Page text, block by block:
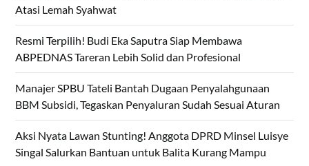
Atasi Lemah Syahwat
Resmi Terpilih! Budi Eka Saputra Siap Membawa
ABPEDNAS Tareran Lebih Solid dan Profesional
Manajer SPBU Tateli Bantah Dugaan Penyalahgunaan
BBM Subsidi, Tegaskan Penyaluran Sudah Sesuai Aturan
Aksi Nyata Lawan Stunting! Anggota DPRD Minsel Luisye
Singal Salurkan Bantuan untuk Balita Kurang Mampu